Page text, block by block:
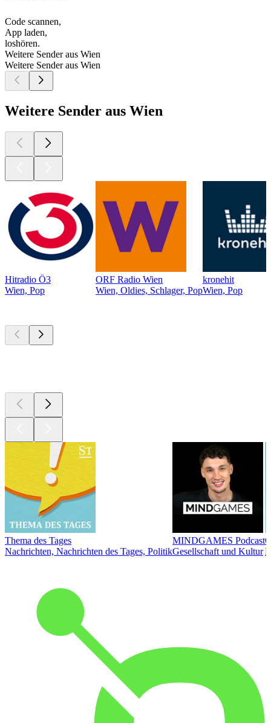
Code scannen,
App laden,
loshören.
Weitere Sender aus Wien
Weitere Sender aus Wien
Weitere Sender aus Wien
Hitradio Ö3
Wien, Pop
ORF Radio Wien
Wien, Oldies, Schlager, Pop
kronehit
Wien, Pop
Thema des Tages
Nachrichten, Nachrichten des Tages, Politik
MINDGAMES Podcast
Gesellschaft und Kultur